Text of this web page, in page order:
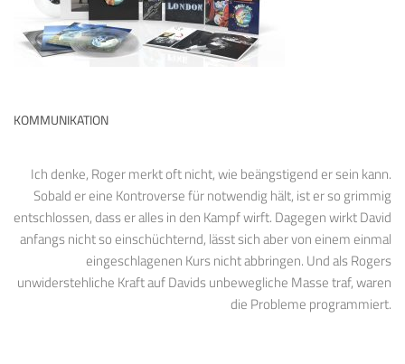
KOMMUNIKATION
Ich denke, Roger merkt oft nicht, wie beängstigend er sein kann.
Sobald er eine Kontroverse für notwendig hält, ist er so grimmig
entschlossen, dass er alles in den Kampf wirft. Dagegen wirkt David
anfangs nicht so einschüchternd, lässt sich aber von einem einmal
eingeschlagenen Kurs nicht abbringen. Und als Rogers
unwiderstehliche Kraft auf Davids unbewegliche Masse traf, waren
die Probleme programmiert.